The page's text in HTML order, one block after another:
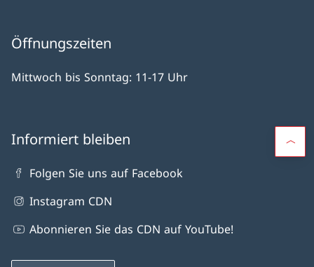
Öffnungszeiten
Mittwoch bis Sonntag: 11-17 Uhr
Informiert bleiben
Folgen Sie uns auf Facebook
Instagram CDN
Abonnieren Sie das CDN auf YouTube!